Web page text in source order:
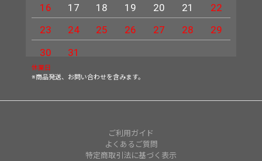
16
17 18 19 20 21
22
23
24 25 26 27 28
29
30
31
休業日
※商品発送、お問い合わせを含みます。
ご利用ガイド
よくあるご質問
特定商取引法に基づく表示